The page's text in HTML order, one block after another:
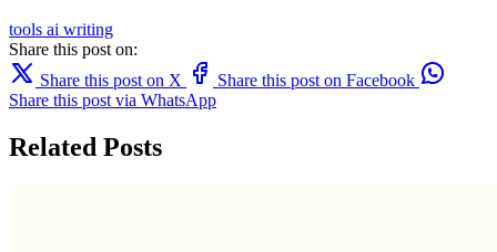
tools ai writing
Share this post on:
Share this post on X
Share this post on Facebook
Share this post via WhatsApp
Related Posts